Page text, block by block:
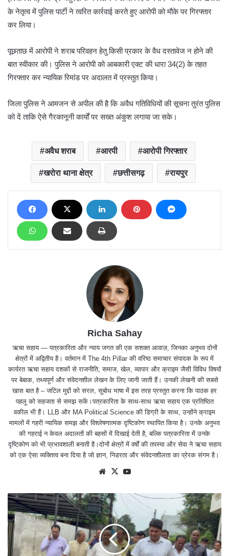
के नेतृत्व में पुलिस पार्टी ने त्वरित कार्रवाई करते हुए आरोपी को मौके पर गिरफ्तार
कर लिया।
पूछताछ में आरोपी ने शराब परिवहन हेतु किसी प्रकार के वैध दस्तावेज न होने की
बात स्वीकार की। पुलिस ने आरोपी को आबकारी एक्ट की धारा 34(2) के तहत
गिरफ्तार कर न्यायिक रिमांड पर अदालत में प्रस्तुत किया।
जिला पुलिस ने आमजन से अपील की है कि अवैध गतिविधियों की सूचना तुरंत पुलिस
को दें ताकि ऐसे गैरकानूनी कार्यों पर सख्त अंकुश लगाया जा सके।
अवैध शराब आरपी आरोपी गिरफ्तार
खरोरा थाना क्षेत्र छत्तीसगढ़ रायपुर
Richa Sahay
ऋचा सहाय — पत्रकारिता और न्याय जगत की एक सशक्त आवाज़, जिनका अनुभव दोनों
क्षेत्रों में अद्वितीय है। वर्तमान में The 4th Pillar की वरिष्ठ समाचार संपादक के रूप में
कार्यरत ऋचा सहाय दशकों से राजनीति, समाज, खेल, व्यापार और क्राइम जैसी विविध विषयों
पर बेबाक, तथ्यपूर्ण और संवेदनशील लेखन के लिए जानी जाती हैं। उनकी लेखनी की सबसे
खास बात है – जटिल मुद्दों को सरल, सुबोध भाषा में इस तरह प्रस्तुत करना कि पाठक हर
पहलू को सहजता से समझ सकें।पत्रकारिता के साथ-साथ ऋचा सहाय एक प्रतिष्ठित
वकील भी हैं। LLB और MA Political Science की डिग्री के साथ, उन्होंने क्राइम
मामलों में गहरी न्यायिक समझ और विश्लेषणात्मक दृष्टिकोण स्थापित किया है। उनके अनुभव
की गहराई न केवल अदालतों की बहसों में दिखाई देती है, बल्कि पत्रकारिता में उनके
दृष्टिकोण को भी प्रभावशाली बनाती है।दोनों क्षेत्रों में वर्षों की तपस्या और सेवा ने ऋचा सहाय
को एक ऐसा व्यक्तित्व बना दिया है जो ज्ञान, निडरता और संवेदनशीलता का प्रेरक संगम है।
We
e
X
be